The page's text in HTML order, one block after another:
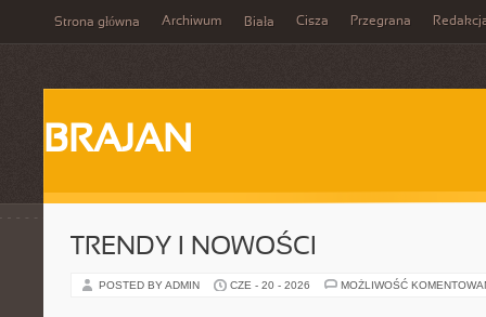
Strona główna Archiwum Biała Cisza Przegrana
BRAJAN
TRENDY I NOWOŚCI
POSTED BY ADMIN CZE - 20 - 2026 MOŻLIWOŚĆ